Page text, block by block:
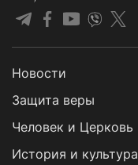
Новости
Защита веры
Человек и Церковь
История и культура